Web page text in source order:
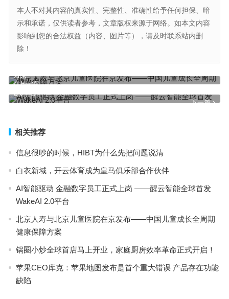
本人不对其内容的真实性、完整性、准确性给予任何担保、暗
示和承诺，仅供读者参考，文章版权来源于网络。如本文内容
影响到您的合法权益（内容、图片等），请及时联系站内删
除！
上一篇
方案
下一篇
AI智能驱动 金融数字员工正式上岗 ——醒云智能全球首发WakeAI
2.0平台
相关推荐
信息很吵的时候，HIBT为什么先把问题说清
白衣新域，开云体育成为皇马俱乐部合作伙伴
AI智能驱动 金融数字员工正式上岗 ——醒云智能全球首发
WakeAI 2.0平台
北京人寿与北京儿童医院在京发布——中国儿童成长全周期
健康保障方案
锅圈小炒全球首店马上开业，家庭厨房效率革命正式开启！
苹果CEO库克：苹果地图发布是首个重大错误 产品存在功能
缺陷